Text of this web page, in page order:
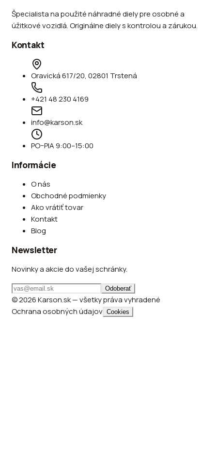
Špecialista na použité náhradné diely pre osobné a
úžitkové vozidlá. Originálne diely s kontrolou a zárukou.
Kontakt
Oravická 617/20, 02801 Trstená
+421 48 230 4169
info@karson.sk
PO–PIA 9:00–15:00
Informácie
O nás
Obchodné podmienky
Ako vrátiť tovar
Kontakt
Blog
Newsletter
Novinky a akcie do vašej schránky.
Odoberať
© 2026 Karson.sk — všetky práva vyhradené
Ochrana osobných údajov Cookies